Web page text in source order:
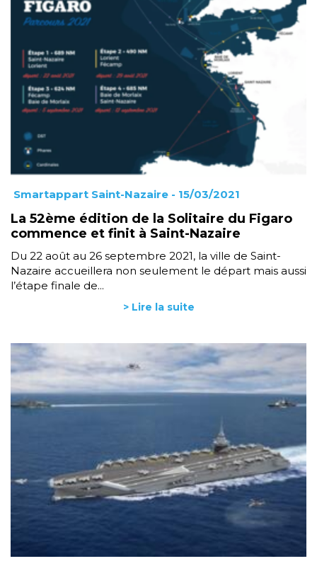
Smartappart Saint-Nazaire - 15/03/2021
La 52ème édition de la Solitaire du Figaro
commence et finit à Saint-Nazaire
Du 22 août au 26 septembre 2021, la ville de Saint-
Nazaire accueillera non seulement le départ mais aussi
l’étape finale de...
> Lire la suite